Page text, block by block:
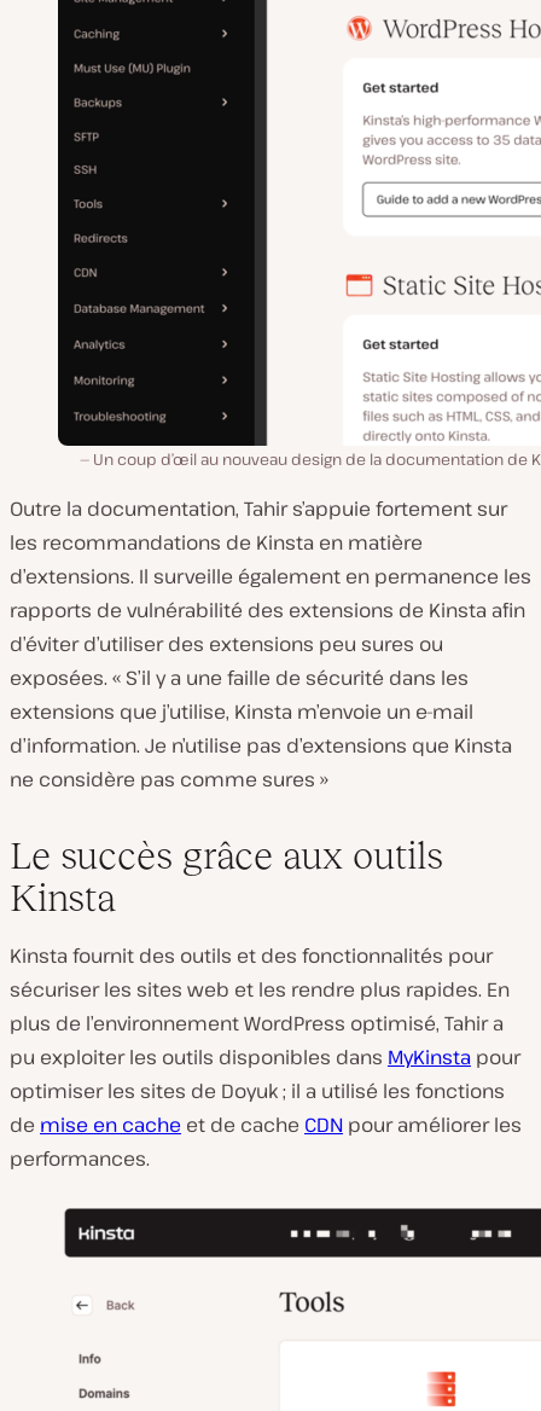
Un coup d’œil au nouveau design de la documentation de
Outre la documentation, Tahir s’appuie fortement sur
les recommandations de Kinsta en matière
d’extensions. Il surveille également en permanence les
rapports de vulnérabilité des extensions de Kinsta afin
d’éviter d’utiliser des extensions peu sures ou
exposées. « S’il y a une faille de sécurité dans les
extensions que j’utilise, Kinsta m’envoie un e-mail
d’information. Je n’utilise pas d’extensions que Kinsta
ne considère pas comme sures »
Le succès grâce aux outils
Kinsta
Kinsta fournit des outils et des fonctionnalités pour
sécuriser les sites web et les rendre plus rapides. En
plus de l’environnement WordPress optimisé, Tahir a
pu exploiter les outils disponibles dans MyKinsta pour
optimiser les sites de Doyuk ; il a utilisé les fonctions
de mise en cache et de cache CDN pour améliorer les
performances.